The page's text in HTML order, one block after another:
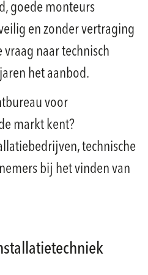
goede monteurs
en zonder vertraging
naar technisch
het aanbod.
voor
markt kent?
technische
bij het vinden van